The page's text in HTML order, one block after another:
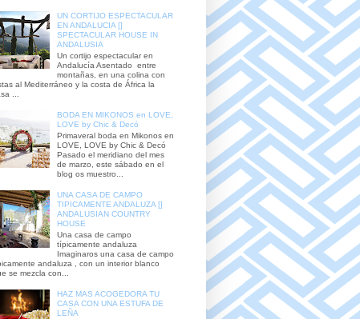
UN CORTIJO ESPECTACULAR
EN ANDALUCIA []
SPECTACULAR HOUSE IN
ANDALUSIA
Un cortijo espectacular en
Andalucía Asentado entre
montañas, en una colina con
al Mediterráneo y la costa de África la
...
BODA EN MIKONOS en LOVE,
LOVE by Chic & Decó
Primaveral boda en Mikonos en
LOVE, LOVE by Chic & Decó
Pasado el meridiano del mes
de marzo, este sábado en el
blog os muestro...
UNA CASA DE CAMPO
TIPICAMENTE ANDALUZA []
ANDALUSIAN COUNTRY
HOUSE
Una casa de campo
típicamente andaluza
Imaginaros una casa de campo
andaluza , con un interior blanco
se mezcla con...
HAZ MAS ACOGEDORA TU
CASA CON UNA ESTUFA DE
LEÑA